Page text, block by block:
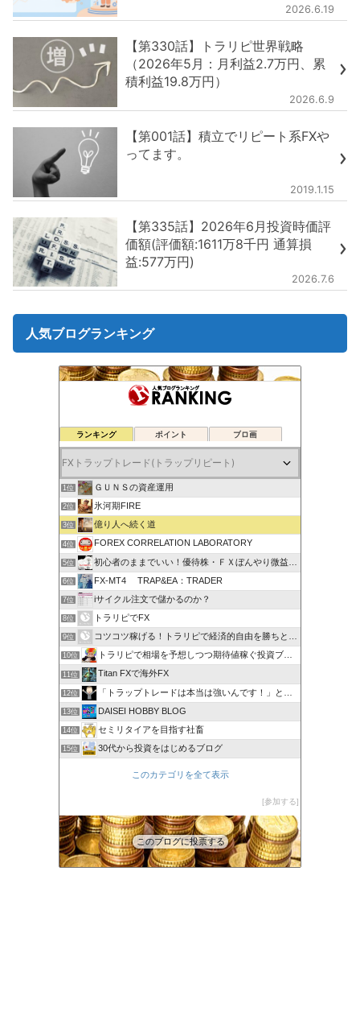
2026.6.19
【第330話】トラリピ世界戦略
（2026年5月：月利益2.7万円、累
積利益19.8万円）
2026.6.9
【第001話】積立でリピート系FXや
ってます。
2019.1.15
【第335話】2026年6月投資時価評
価額(評価額:1611万8千円 通算損
益:577万円)
2026.7.6
人気ブログランキング
ランキング ポイント ブロ画
1位 ＧＵＮＳの資産運用
2位 氷河期FIRE
3位 億り人へ続く道
4位 FOREX CORRELATION LABORATORY
5位 初心者のままでいい！優待株・ＦＸぼんやり微益ブログ
6位 FX-MT4 TRAP&EA：TRADER
7位 iサイクル注文で儲かるのか？
8位 トラリピでFX
9位 コツコツ稼げる！トラリピで経済的自由を勝ちとる方法
10位 トラリピで相場を予想しつつ期待値稼ぐ投資ブログ
11位 Titan FXで海外FX
12位 「トラップトレードは本当は強いんです！」と叫びたい。
13位 DAISEI HOBBY BLOG
14位 セミリタイアを目指す社畜
15位 30代から投資をはじめるブログ
このカテゴリを全て表示
参加する
このブログに投票する